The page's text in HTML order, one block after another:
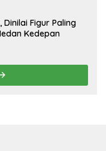
Dinilai Figur Paling
Kedepan